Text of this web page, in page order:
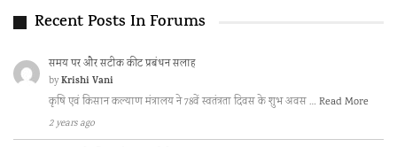
Recent Posts In Forums
समय पर और सटीक कीट प्रबंधन सलाह
byKrishi Vani
कृषि एवं किसान कल्याण मंत्रालय ने 78वें स्वतंत्रता दिवस के शुभ अवस … Read More
2 years ago